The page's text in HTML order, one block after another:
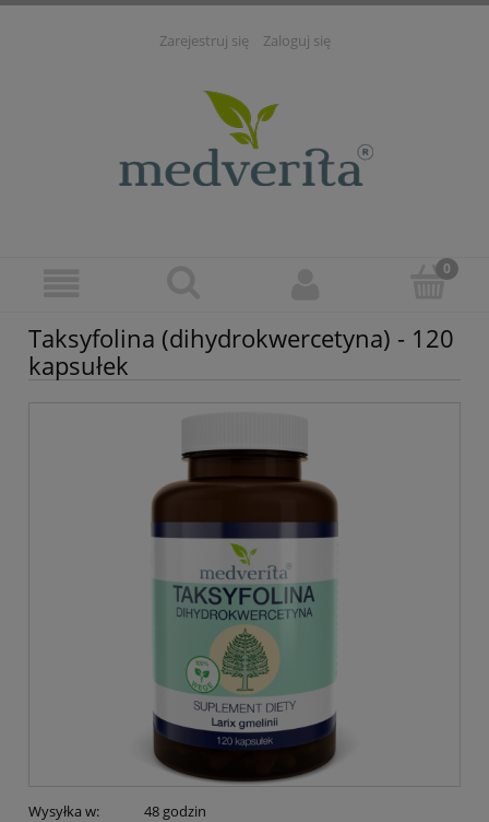
Zarejestruj się Zaloguj się
Taksyfolina (dihydrokwercetyna) - 120
kapsułek
Wysyłka w: 48 godzin